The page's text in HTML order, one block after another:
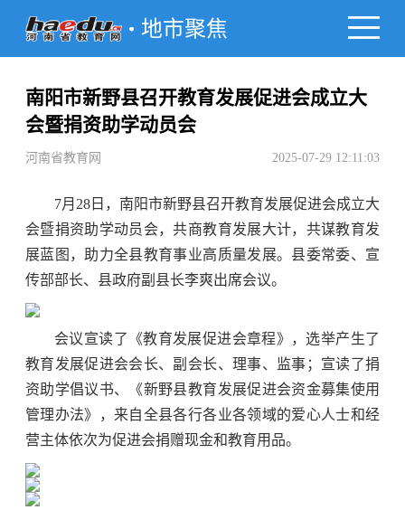
地市聚焦
南阳市新野县召开教育发展促进会成立大
会暨捐资助学动员会
河南省教育网 2025-07-29 12:11:03
7月28日，南阳市新野县召开教育发展促进会成立大
会暨捐资助学动员会，共商教育发展大计，共谋教育发
展蓝图，助力全县教育事业高质量发展。县委常委、宣
传部部长、县政府副县长李爽出席会议。
会议宣读了《教育发展促进会章程》，选举产生了
教育发展促进会会长、副会长、理事、监事；宣读了捐
资助学倡议书、《新野县教育发展促进会资金募集使用
管理办法》，来自全县各行各业各领域的爱心人士和经
营主体依次为促进会捐赠现金和教育用品。